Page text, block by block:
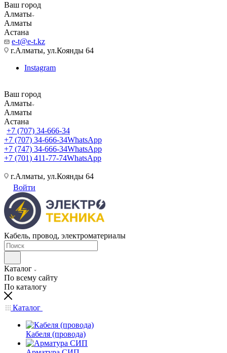
Ваш город
Алматы
Алматы
Астана
e-t@e-t.kz
г.Алматы, ул.Коянды 64
Instagram
Ваш город
Алматы
Алматы
Астана
+7 (707) 34-666-34
+7 (707) 34-666-34WhatsApp
+7 (747) 34-666-34WhatsApp
+7 (701) 411-77-74WhatsApp
г.Алматы, ул.Коянды 64
Войти
Кабель, провод, электроматериалы
Каталог
По всему сайту
По каталогу
Каталог
Кабеля (провода)